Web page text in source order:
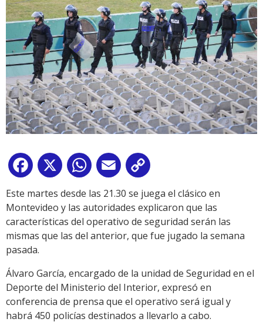
Facebook
X WhatsApp
Email
Link
Este martes desde las 21.30 se juega el clásico en
Montevideo y las autoridades explicaron que las
características del operativo de seguridad serán las
mismas que las del anterior, que fue jugado la semana
pasada.
Álvaro García, encargado de la unidad de Seguridad en el
Deporte del Ministerio del Interior, expresó en
conferencia de prensa que el operativo será igual y
habrá 450 policías destinados a llevarlo a cabo.